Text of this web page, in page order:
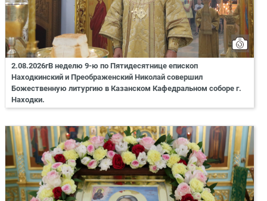
2.08.2026гВ неделю 9-ю по Пятидесятнице епископ
Находкинский и Преображенский Николай совершил
Божественную литургию в Казанском Кафедральном соборе г.
Находки.